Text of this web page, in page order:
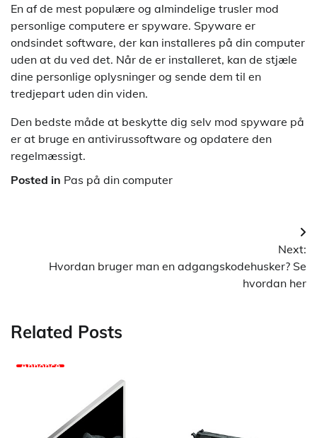
En af de mest populære og almindelige trusler mod
personlige computere er spyware. Spyware er
ondsindet software, der kan installeres på din computer
uden at du ved det. Når de er installeret, kan de stjæle
dine personlige oplysninger og sende dem til en
tredjepart uden din viden.
Den bedste måde at beskytte dig selv mod spyware på
er at bruge en antivirussoftware og opdatere den
regelmæssigt.
Posted in Pas på din computer
Next:
Hvordan bruger man en adgangskodehusker? Se
hvordan her
Related Posts
Annonce